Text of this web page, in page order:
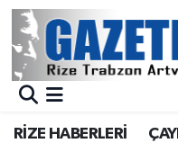
RİZE HABERLERİ
BÖLGEMİZ
Merkez Nöbetçi